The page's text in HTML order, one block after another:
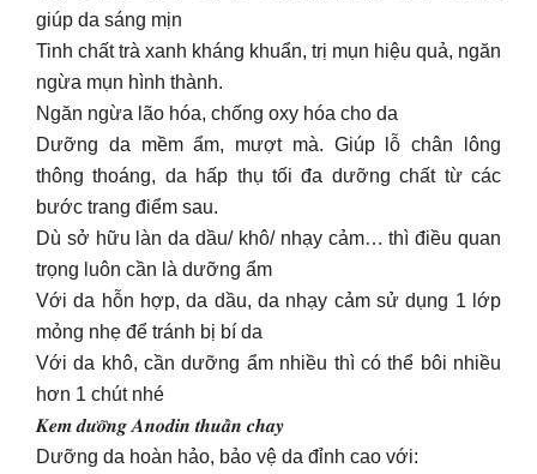
giúp da sáng mịn
Tinh chất trà xanh kháng khuẩn, trị mụn hiệu quả, ngăn
ngừa mụn hình thành.
Ngăn ngừa lão hóa, chống oxy hóa cho da
Dưỡng da mềm ẩm, mượt mà. Giúp lỗ chân lông
thông thoáng, da hấp thụ tối đa dưỡng chất từ các
bước trang điểm sau.
Dù sở hữu làn da dầu/ khô/ nhạy cảm… thì điều quan
trọng luôn cần là dưỡng ẩm
Với da hỗn hợp, da dầu, da nhạy cảm sử dụng 1 lớp
mỏng nhẹ để tránh bị bí da
Với da khô, cần dưỡng ẩm nhiều thì có thể bôi nhiều
hơn 1 chút nhé
𝑲𝒆𝒎 𝒅𝒖̛𝒐̛̃𝒏𝒈 𝑨𝒏𝒐𝒅𝒊𝒏 𝒕𝒉𝒖𝒂̂̀𝒏 𝒄𝒉𝒂𝒚
Dưỡng da hoàn hảo, bảo vệ da đỉnh cao với: